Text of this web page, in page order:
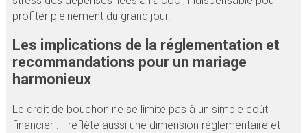
profiter pleinement du grand jour.
Les implications de la réglementation et
recommandations pour un mariage
harmonieux
Le droit de bouchon ne se limite pas à un simple coût
financier : il reflète aussi une dimension réglementaire et